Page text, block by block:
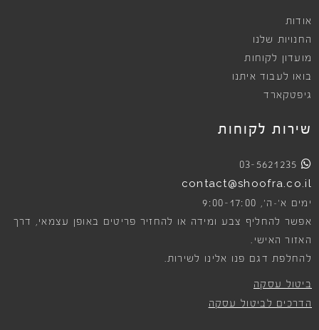
אודות
החנויות שלנו
מועדון לקוחות
בואו לעבוד איתנו
גיפטקארד
שירות לקוחות
03-5621235
contact@shoofra.co.il
ימים א׳-ה׳, 9:00-17:00
אפשר להחליף צבע ומידה או להחזיר פריטים באופן עצמאי, דרך
האזור האישי.
להחלפת דגם פנו אלינו לשירות.
ביטול עסקה
הדרכים לביטול עסקה